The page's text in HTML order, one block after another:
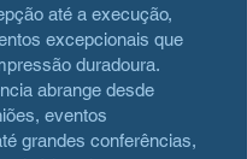
até a execução,
excepcionais que
duradoura.
abrange desde
eventos
grandes conferências,